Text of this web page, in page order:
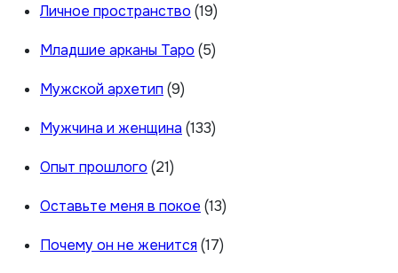
Личное пространство (19)
Младшие арканы Таро (5)
Мужской архетип (9)
Мужчина и женщина (133)
Опыт прошлого (21)
Оставьте меня в покое (13)
Почему он не женится (17)